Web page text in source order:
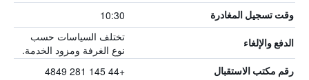
وقت تسجيل المغادرة 10:30
الدفع والإلغاء
تختلف السياسات حسب
نوع الغرفة ومزود الخدمة.
رقم مكتب الاستقبال +44 145 281 4849